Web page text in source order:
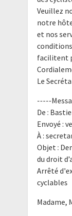
Veuillez
notre
et nos
facilitent
Le
-----
De :
Envoyé :
À :
Objet :
du droit
Arrêté
cyclables
Madame,